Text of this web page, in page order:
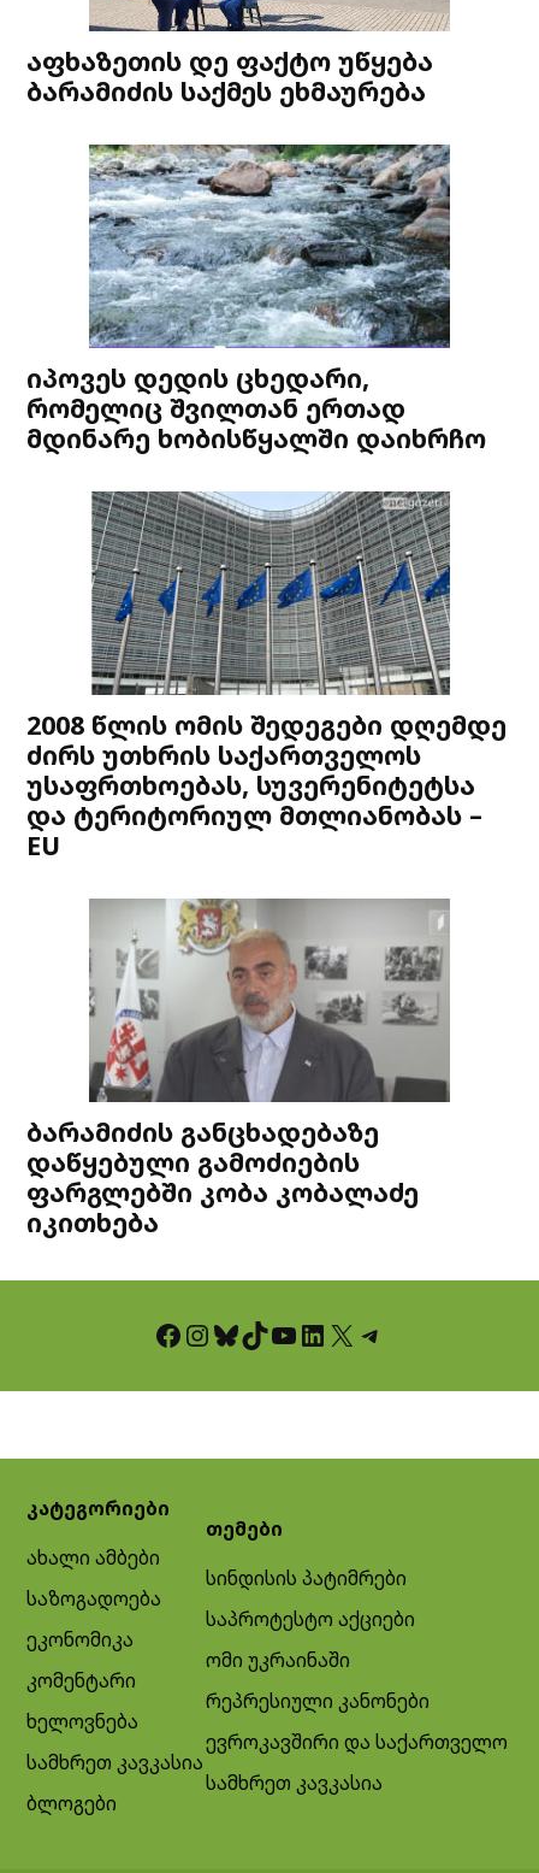
აფხაზეთის დე ფაქტო უწყება
ბარამიძის საქმეს ეხმაურება
იპოვეს დედის ცხედარი,
რომელიც შვილთან ერთად
მდინარე ხობისწყალში დაიხრჩო
2008 წლის ომის შედეგები დღემდე
ძირს უთხრის საქართველოს
უსაფრთხოებას, სუვერენიტეტსა
და ტერიტორიულ მთლიანობას –
EU
ბარამიძის განცხადებაზე
დაწყებული გამოძიების
ფარგლებში კობა კობალაძე
იკითხება
Facebook InstagramBluesky TikTok YouTube LinkedIn X Telegram
კატეგორიები
ახალი ამბები
საზოგადოება
ეკონომიკა
კომენტარი
ხელოვნება
სამხრეთ კავკასია
ბლოგები
თემები
სინდისის პატიმრები
საპროტესტო აქციები
ომი უკრაინაში
რეპრესიული კანონები
ევროკავშირი და საქართველო
სამხრეთ კავკასია